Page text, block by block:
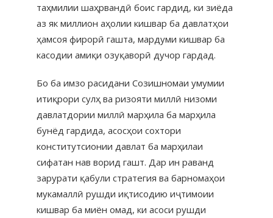
таҳмилии шаҳрвандӣ боис гардид, ки зиёда
аз як миллион аҳолии кишвар ба давлатҳои
ҳамсоя фирорӣ гашта, мардуми кишвар ба
касодии амиқи озуқаворӣ дучор гардад.
Бо ба имзо расидани Созишномаи умумии
итиқрори сулҳ ва ризояти миллӣ низоми
давлатдории миллӣ марҳила ба марҳила
бунёд гардида, асосҳои сохтори
конститутсионии давлат ба марҳилаи
сифатан нав ворид гашт. Дар ин раванд
зарурати қабули стратегия ва барномаҳои
мукамаллӣ рушди иқтисодию иҷтимоии
кишвар ба миён омад, ки асоси рушди